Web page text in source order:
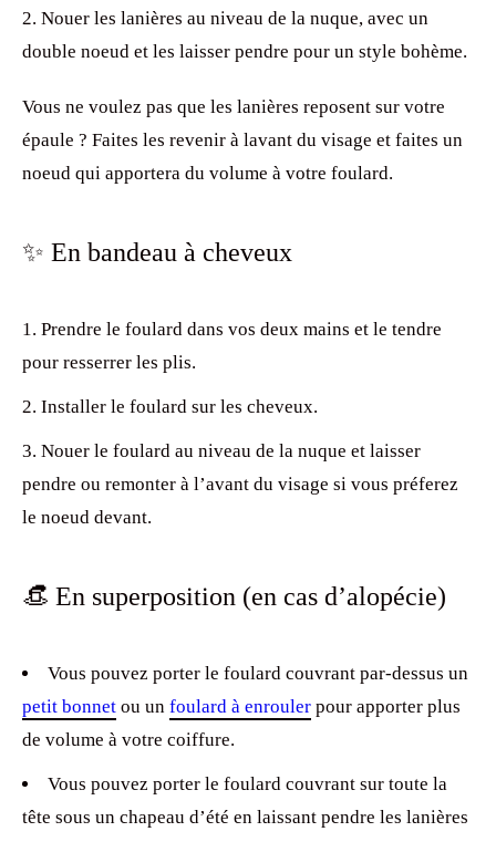
Nouer les lanières au niveau de la nuque, avec un
double noeud et les laisser pendre pour un style bohème.
Vous ne voulez pas que les lanières reposent sur votre
épaule ? Faites les revenir à lavant du visage et faites un
noeud qui apportera du volume à votre foulard.
✨ En bandeau à cheveux
Prendre le foulard dans vos deux mains et le tendre
pour resserrer les plis.
Installer le foulard sur les cheveux.
Nouer le foulard au niveau de la nuque et laisser
pendre ou remonter à l’avant du visage si vous préferez
le noeud devant.
👒​ En superposition (en cas d’alopécie)
Vous pouvez porter le foulard couvrant par-dessus un
petit bonnet ou un foulard à enrouler pour apporter plus
de volume à votre coiffure.
Vous pouvez porter le foulard couvrant sur toute la
tête sous un chapeau d’été en laissant pendre les lanières